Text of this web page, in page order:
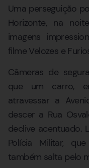
Uma perseguição
Horizonte, na
imagens
filme Velozes e
Câmeras de
que um carro,
atravessar a
descer a Rua
declive acentuado.
Polícia Militar,
também salta pelo